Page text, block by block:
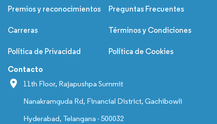
Premios y reconocimientos Preguntas Frecuentes
Carreras Términos y Condiciones
Política de Privacidad Política de Cookies
Contacto
11th Floor, Rajapushpa Summit
Nanakramguda Rd, Financial District, Gachibowli
Hyderabad, Telangana - 500032